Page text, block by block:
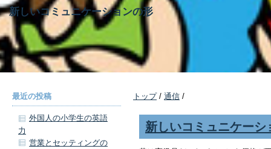
新しいコミュニケーションの形
トップ/ 通信 /
新しいコミュニケーシ
最近の投稿
外国人の小学生の英語
力
営業とセッティングの